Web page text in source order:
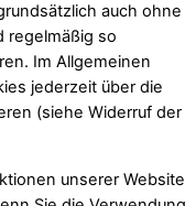
auch ohne
regelmäßig so
Im Allgemeinen
jederzeit über die
(siehe Widerruf der
unserer Website